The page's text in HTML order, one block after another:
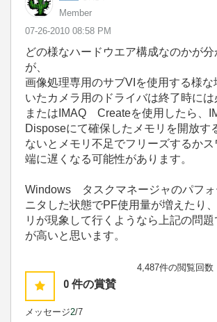
Member
‎07-26-2010 08:58 PM
どの様なハードウエア構成なのかが
が、
画像処理専用のサブVIを使用する様な
いたカメラ用のドライバは終了時には
またはIMAQ Createを使用したら、
Disposeにて確保したメモリを開放す
ないとメモリ不足でフリーズするか
端に遅くなる可能性があります。
Windows タスクマネージャのパフォ
ニタした状態でPF使用量が増えたり
リが現象して行くようなら上記の問
が高いと思います。
0 件の賞賛
メッセージ2/7
4,487件の閲覧回数